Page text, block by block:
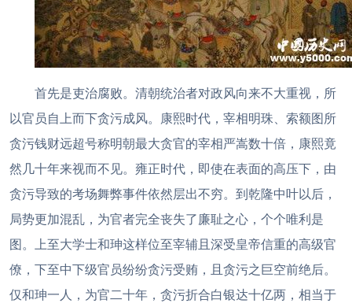
首先是吏治腐败。清朝统治者对政风向来不大重视，所
以官员自上而下贪污成风。康熙时代，宰相明珠、索额图所
贪污钱财远超号称明朝最大贪官的宰相严嵩数十倍，康熙竟
然几十年来视而不见。雍正时代，即使在表面的高压下，由
贪污导致的考场舞弊事件依然层出不穷。到乾隆中叶以后，
局势更加混乱，为官者完全丧失了廉耻之心，个个唯利是
图。上至大学士和珅这样位至宰辅且深受皇帝信重的高级官
僚，下至中下级官员纷纷贪污受贿，且贪污之巨空前绝后。
仅和珅一人，为官二十年，贪污折合白银达十亿两，相当于